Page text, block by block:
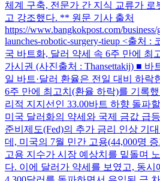
체계 구축, 전문가 간 지식 교류가
고 강조했다. ** 원문 기사 출처
https://www.bangkokpost.com/
launches-robotic-surgery-tieup <출처
국 바트화, 달러 약세 속 6주 만에
가시권 (사진출처 : Thansettakij) ■ 바
일 바트·달러 환율은 전일 대비 하락
6주 만에 최고치(환율 하락)를 기록
리적 지지선인 33.00바트 하향 돌파
미국 달러화의 약세와 국제 금값 급
준비제도(Fed)의 추가 금리 인상 기
데, 미국의 7월 민간 고용(44,000명
고용 지수가 시장 예상치를 밑돌며
다. 이에 달러가 약세를 보였고, 동